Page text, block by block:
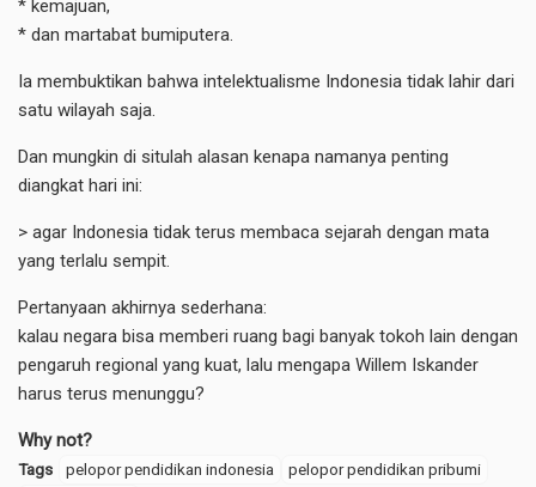
* kemajuan,
* dan martabat bumiputera.
Ia membuktikan bahwa intelektualisme Indonesia tidak lahir dari
satu wilayah saja.
Dan mungkin di situlah alasan kenapa namanya penting
diangkat hari ini:
> agar Indonesia tidak terus membaca sejarah dengan mata
yang terlalu sempit.
Pertanyaan akhirnya sederhana:
kalau negara bisa memberi ruang bagi banyak tokoh lain dengan
pengaruh regional yang kuat, lalu mengapa Willem Iskander
harus terus menunggu?
Why not?
Tags pelopor pendidikan indonesia
pelopor pendidikan pribumi